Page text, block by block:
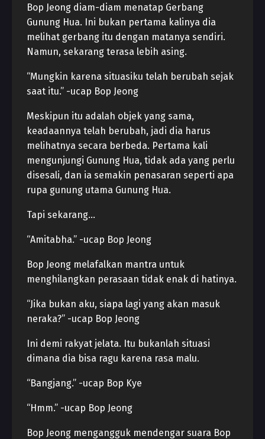
Bop Jeong diam-diam menatap Gerbang
Gunung Hua. Ini bukan pertama kalinya dia
melihat gerbang itu dengan matanya sendiri.
Namun, sekarang terasa lebih asing.
“Mungkin karena situasiku telah berubah sejak
saat itu.” -ucap Bop Jeong
Meskipun itu adalah objek yang sama,
keadaannya telah berubah, jadi dia harus
melihatnya secara berbeda. Pertama kali
mengunjungi Gunung Hua, tidak ada yang perlu
disesali, dan ia semakin penasaran seperti apa
rupa gunung utama Gunung Hua.
Tapi sekarang…
“Amitabha.” -ucap Bop Jeong
Bop Jeong melafalkan mantra untuk
menghilangkan perasaan tidak enak di hatinya.
“Jika bukan aku, siapa lagi yang akan masuk
neraka?” -ucap Bop Jeong
Ini demi rakyat jelata. Itu bukanlah situasi
dimana dia bisa ragu karena rasa malu.
“Bangjang.” -ucap Bop Kye
“Hmm.” -ucap Bop Jeong
Bop Jeong mengangguk mendengar suara Bop